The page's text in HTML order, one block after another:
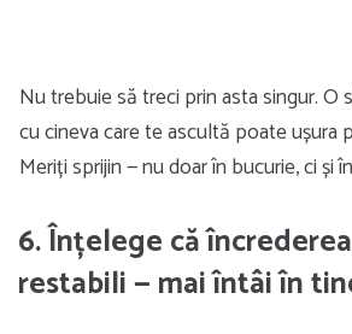
Nu trebuie să treci prin asta singur. O
cu cineva care te ascultă poate ușura
Meriți sprijin — nu doar în bucurie, ci și
6. Înțelege că
restabili — mai întâi în